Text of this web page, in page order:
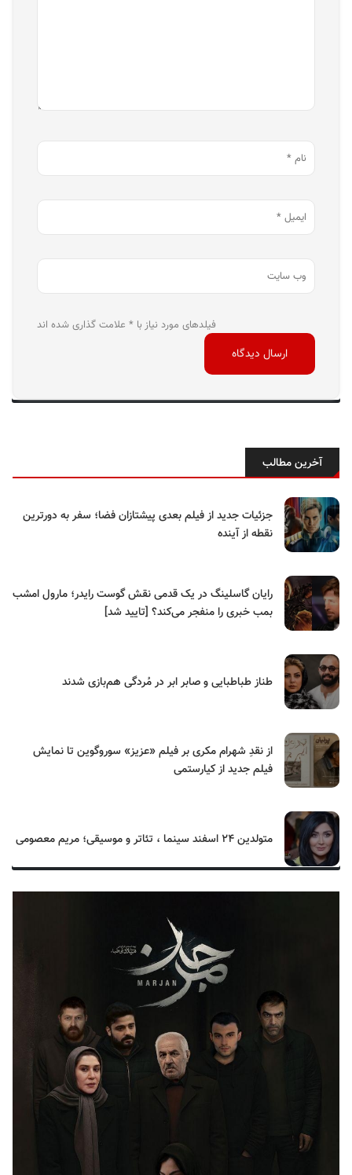
فیلدهای مورد نیاز با * علامت گذاری شده اند
آخرین مطالب
جزئیات جدید از فیلم بعدی پیشتازان فضا؛ سفر به دورترین
نقطه از آینده
رایان گاسلینگ در یک قدمی نقش گوست رایدر؛ مارول امشب
بمب خبری را منفجر می‌کند؟ [تایید شد]
طناز طباطبایی و صابر ابر در مُردگی هم‌بازی شدند
از نقدِ شهرام مکری بر فیلم «عزیز» سوروگوین تا نمایش
فیلم جدید از کیارستمی
متولدین ۲۴ اسفند سینما ، تئاتر و موسیقی؛ مریم معصومی